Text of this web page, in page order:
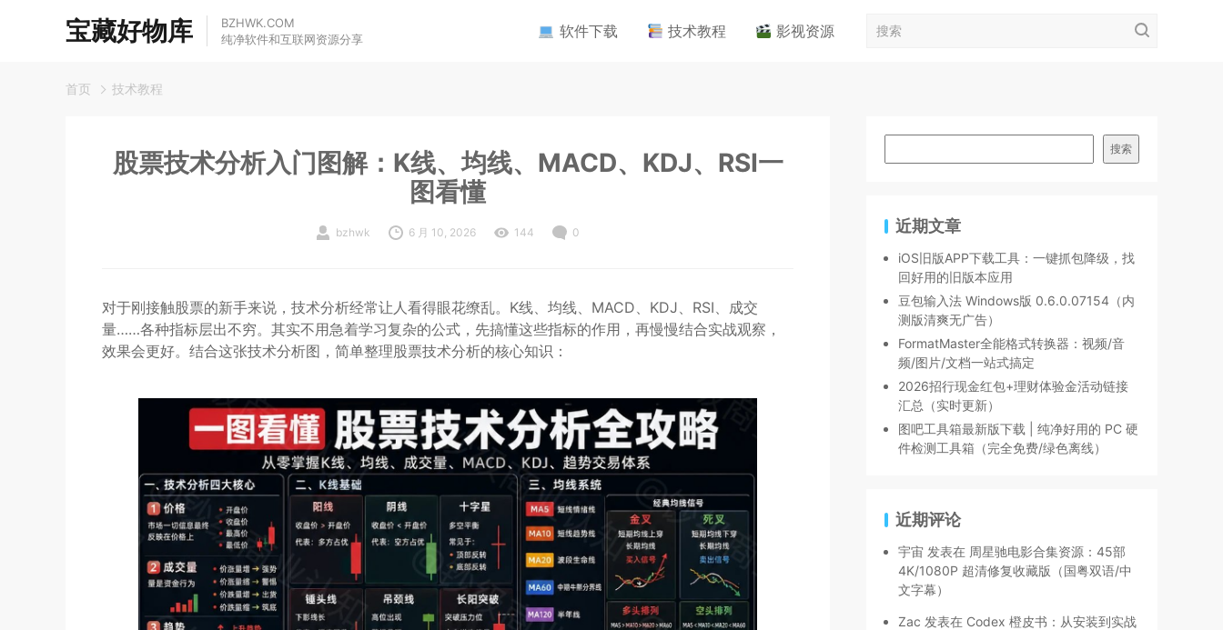
宝藏好物库
BZHWK.COM
纯净软件和互联网资源分享
软件下载 技术教程 影视资源
首页 技术教程
股票技术分析入门图解：K线、均线、MACD、KDJ、RSI一
图看懂
bzhwk 6 月 10, 2026 144 0
对于刚接触股票的新手来说，技术分析经常让人看得眼花缭乱。K线、均线、MACD、KDJ、RSI、成交
量……各种指标层出不穷。其实不用急着学习复杂的公式，先搞懂这些指标的作用，再慢慢结合实战观察，
效果会更好。结合这张技术分析图，简单整理股票技术分析的核心知识：
搜索
近期文章
iOS旧版APP下载工具：一键抓包降级，找
回好用的旧版本应用
豆包输入法 Windows版 0.6.0.07154（内
测版清爽无广告）
FormatMaster全能格式转换器：视频/音
频/图片/文档一站式搞定
2026招行现金红包+理财体验金活动链接
汇总（实时更新）
图吧工具箱最新版下载 | 纯净好用的 PC 硬
件检测工具箱（完全免费/绿色离线）
近期评论
宇宙 发表在 周星驰电影合集资源：45部
4K/1080P 超清修复收藏版（国粤双语/中
文字幕）
Zac 发表在 Codex 橙皮书：从安装到实战